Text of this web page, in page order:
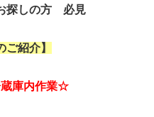
探しの方 必見
ご紹介】
庫内作業☆